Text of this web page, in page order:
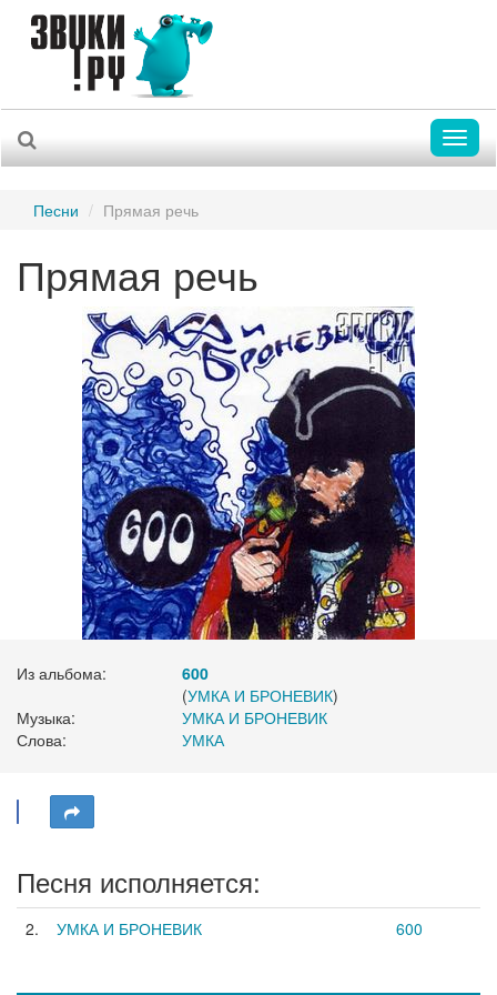
Песни Прямая речь
Прямая речь
Из альбома:
600
(УМКА И БРОНЕВИК)
Музыка:
УМКА И БРОНЕВИК
Слова:
УМКА
Песня исполняется:
2. УМКА И БРОНЕВИК 600